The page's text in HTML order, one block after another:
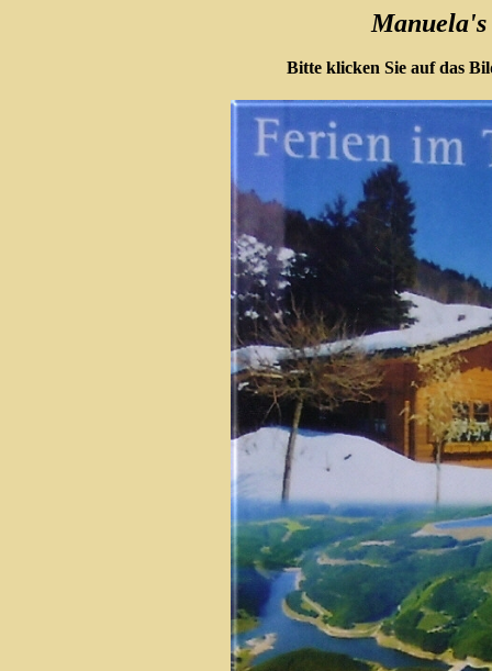
Bitte klicken Sie auf das